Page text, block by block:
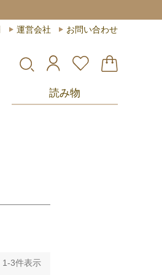
運営会社 お問い合わせ
読み物
1-3件表示